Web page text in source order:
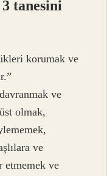
tanesini
korumak ve
ve
olmak,
ve
etmemek ve